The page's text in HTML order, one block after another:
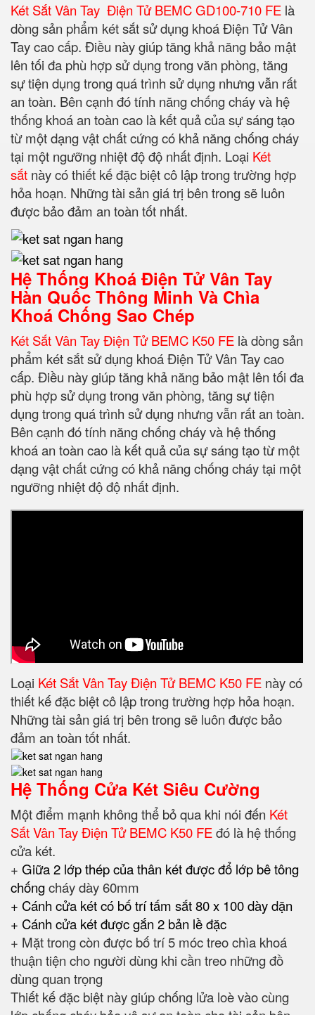
Két Sắt Vân Tay Điện Tử BEMC GD100-710 FE là
dòng sản phẩm két sắt sử dụng khoá Điện Tử Vân
Tay cao cấp. Điều này giúp tăng khả năng bảo mật
lên tối đa phù hợp sử dụng trong văn phòng, tăng
sự tiện dụng trong quá trình sử dụng nhưng vẫn rất
an toàn. Bên cạnh đó tính năng chống cháy và hệ
thống khoá an toàn cao là kết quả của sự sáng tạo
từ một dạng vật chất cứng có khả năng chống cháy
tại một ngưỡng nhiệt độ độ nhất định. Loại Két
sắt này có thiết kế đặc biệt cô lập trong trường hợp
hỏa hoạn. Những tài sản giá trị bên trong sẽ luôn
được bảo đảm an toàn tốt nhất.
Hệ Thống Khoá Điện Tử Vân Tay
Hàn Quốc Thông Minh Và Chìa
Khoá Chống Sao Chép
Két Sắt Vân Tay Điện Tử BEMC K50 FE là dòng sản
phẩm két sắt sử dụng khoá Điện Tử Vân Tay cao
cấp. Điều này giúp tăng khả năng bảo mật lên tối đa
phù hợp sử dụng trong văn phòng, tăng sự tiện
dụng trong quá trình sử dụng nhưng vẫn rất an toàn.
Bên cạnh đó tính năng chống cháy và hệ thống
khoá an toàn cao là kết quả của sự sáng tạo từ một
dạng vật chất cứng có khả năng chống cháy tại một
ngưỡng nhiệt độ độ nhất định.
Loại Két Sắt Vân Tay Điện Tử BEMC K50 FE này có
thiết kế đặc biệt cô lập trong trường hợp hỏa hoạn.
Những tài sản giá trị bên trong sẽ luôn được bảo
đảm an toàn tốt nhất.
Hệ Thống Cửa Két Siêu Cường
Một điểm mạnh không thể bỏ qua khi nói đến Két
Sắt Vân Tay Điện Tử BEMC K50 FEđó là hệ thống
cửa két.
+ Giữa 2 lớp thép của thân két được đổ lớp bê tông
chốngcháy dày 60mm
+ Cánh cửa két có bố trí tấm sắt 80 x 100 dày dặn
+ Cánh cửa két được gắn 2 bản lề đặc
+ Mặt trong còn được bố trí 5 móc treo chìa khoá
thuận tiện cho người dùng khi cần treo những đồ
dùng quan trọng
Thiết kế đặc biệt này giúp chống lửa loè vào cùng